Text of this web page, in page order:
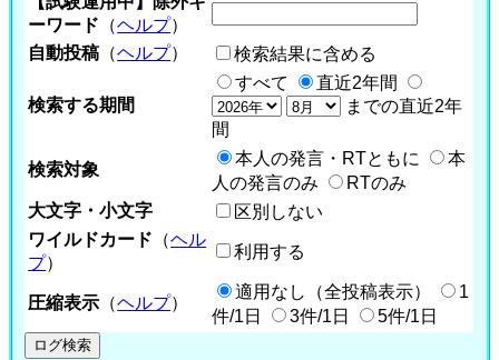
ーワード （ヘルプ）
自動投稿 （ヘルプ） 検索結果に含める
検索する期間
すべて
直近2年間
までの直近2年
間
検索対象
本人の発言・RTともに
本
人の発言のみ
RTのみ
大文字・小文字
区別しない
ワイルドカード （ヘル
プ）
利用する
圧縮表示 （ヘルプ）
適用なし（全投稿表示）
1
件/1日
3件/1日 5件/1日